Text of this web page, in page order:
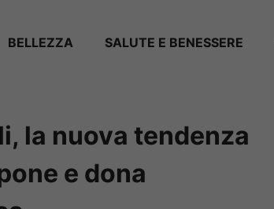
BELLEZZA SALUTE E BENESSERE
la nuova tendenza
e dona